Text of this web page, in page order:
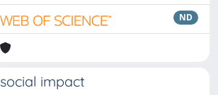
ND
social impact